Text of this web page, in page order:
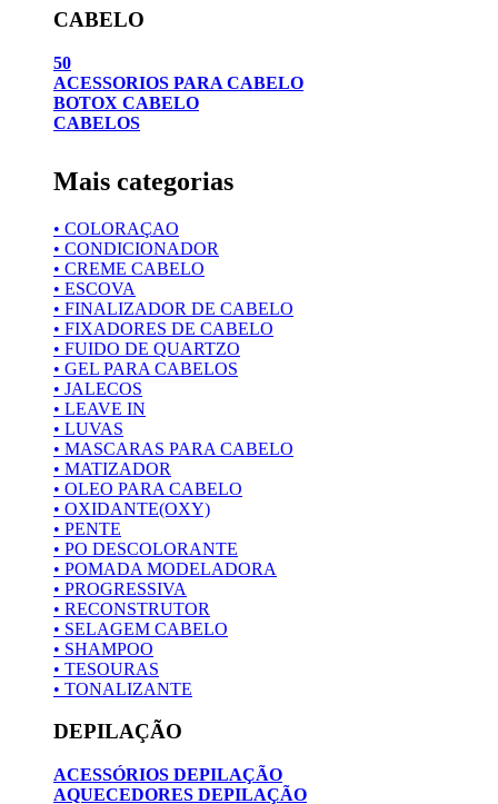
CABELO
50
ACESSORIOS PARA CABELO
BOTOX CABELO
CABELOS
Mais categorias
• COLORAÇAO
• CONDICIONADOR
• CREME CABELO
• ESCOVA
• FINALIZADOR DE CABELO
• FIXADORES DE CABELO
• FUIDO DE QUARTZO
• GEL PARA CABELOS
• JALECOS
• LEAVE IN
• LUVAS
• MASCARAS PARA CABELO
• MATIZADOR
• OLEO PARA CABELO
• OXIDANTE(OXY)
• PENTE
• PO DESCOLORANTE
• POMADA MODELADORA
• PROGRESSIVA
• RECONSTRUTOR
• SELAGEM CABELO
• SHAMPOO
• TESOURAS
• TONALIZANTE
DEPILAÇÃO
ACESSÓRIOS DEPILAÇÃO
AQUECEDORES DEPILAÇÃO